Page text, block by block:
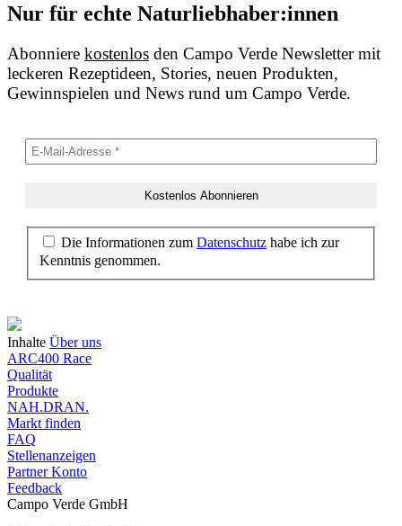
Nur für echte Naturliebhaber:innen
Abonniere kostenlos den Campo Verde Newsletter mit
leckeren Rezeptideen, Stories, neuen Produkten,
Gewinnspielen und News rund um Campo Verde.
Die Informationen zum Datenschutz habe ich zur
Kenntnis genommen.
Inhalte Über uns
ARC400 Race
Qualität
Produkte
NAH.DRAN.
Markt finden
FAQ
Stellenanzeigen
Partner Konto
Feedback
Campo Verde GmbH